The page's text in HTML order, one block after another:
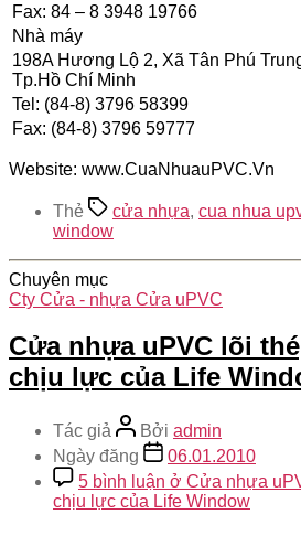
Fax: 84 – 8 3948 19766
Nhà máy
198A Hương Lộ 2, Xã Tân Phú
Tp.Hồ Chí Minh
Tel: (84-8) 3796 58399
Fax: (84-8) 3796 59777
Website: www.CuaNhuauPVC.Vn
Thẻ cửa nhựa, cua nhua
window
Chuyên mục
Cty Cửa - nhựa Cửa uPVC
Cửa nhựa uPVC lõi
chịu lực của Life
Tác giả Bởi admin
Ngày đăng
06.01.2010
5 bình luận ở Cửa nhựa
chịu lực của Life Window